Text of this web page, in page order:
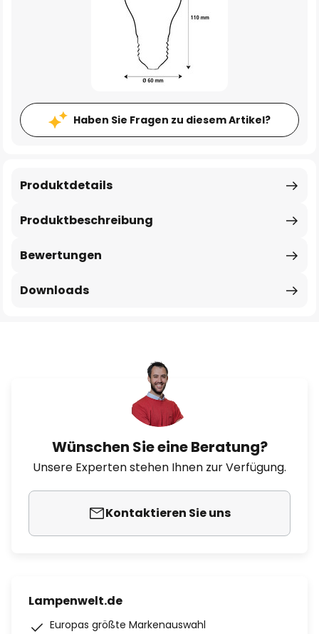
Haben Sie Fragen zu diesem Artikel?
Produktbeschreibung
Produktdetails
Bewertungen
Downloads
Wünschen Sie eine Beratung?
Unsere Experten stehen Ihnen zur Verfügung.
Kontaktieren Sie uns
Lampenwelt.de
Europas größte Markenauswahl